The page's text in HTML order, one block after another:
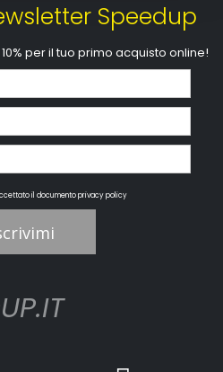
Speedup
per il tuo primo acquisto online!
il documentoprivacy policy